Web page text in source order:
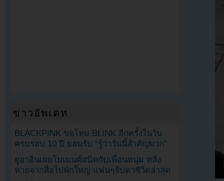
ข่าวอัพเดท
BLACKPINK ขอโทษ BLINK อีกครั้งในวัน
ครบรอบ 10 ปี ยอมรับ “รู้ว่าวันนี้สำคัญมาก”
ยูอาอินเผยโมเมนต์สนิทกับเพื่อนหนุ่ม หลัง
หายจากสื่อไปพักใหญ่ แฟนๆจับตาชีวิตล่าสุด